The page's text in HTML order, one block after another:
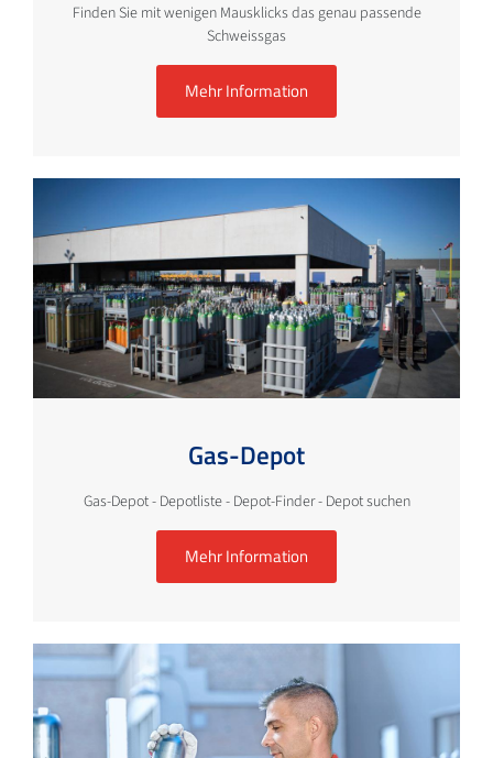
Finden Sie mit wenigen Mausklicks das genau passende
Schweissgas
Mehr Information
Gas-Depot
Gas-Depot - Depotliste - Depot-Finder - Depot suchen
Mehr Information